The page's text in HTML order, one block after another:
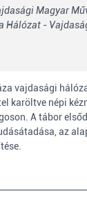
Magyar
Hálózat -
vajdasági
karöltve népi
A tábor
az